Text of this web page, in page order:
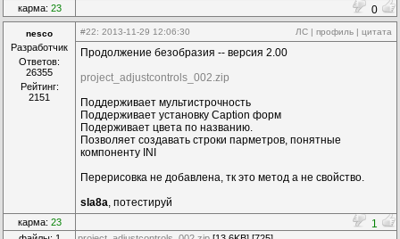
    {
     Left=2
     Top=150
     Width=221
     Align=5
  END_SDK
Add(Splitter,11605168,420,133)
  {
   Left=310
   Width=10
   Align=1
END_SDK
карма: 23 0
nesco
Разработчик
Ответов:
26355
Рейтинг:
2151
#22: 2013-11-29 12:06:30 ЛС | профиль | цитата
Продолжение безобразия -- версия 2.00
project_adjustcontrols_002.zip
Поддерживает мультистрочность
Поддерживает установку Caption форм
Подерживает цвета по названию.
Позволяет создавать строки парметров, понятные
компоненту INI
Перерисовка не добавлена, тк это метод а не свойство.
sla8a, потестируй
карма: 23 1